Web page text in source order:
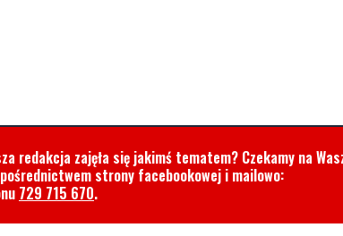
redakcja zajęła się jakimś tematem? Czekamy na
strony facebookowej i mailowo:
729 715 670.